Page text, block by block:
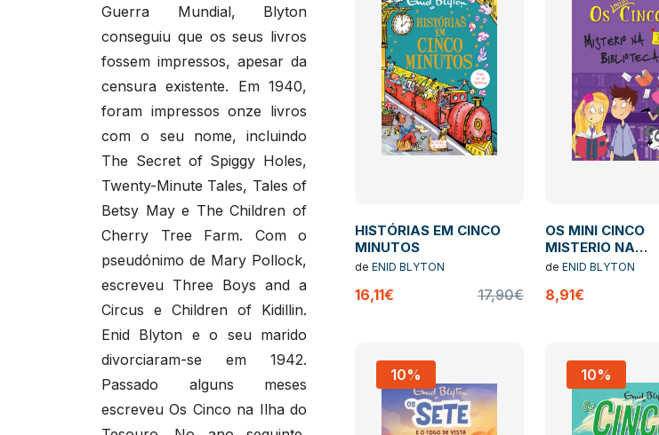
Guerra Mundial, Blyton
conseguiu que os seus livros
fossem impressos, apesar da
censura existente. Em 1940,
foram impressos onze livros
com o seu nome, incluindo
The Secret of Spiggy Holes,
Twenty-Minute Tales, Tales of
Betsy May e The Children of
Cherry Tree Farm. Com o
pseudónimo de Mary Pollock,
escreveu Three Boys and a
Circus e Children of Kidillin.
Enid Blyton e o seu marido
divorciaram-se em 1942.
Passado alguns meses
escreveu Os Cinco na Ilha do
HISTÓRIAS EM CINCO
MINUTOS
de ENID BLYTON
16,11€ 17,90€
OS MINI CINCO
MISTERIO NA
BIBLIOTECA
de ENID BLYTON
8,91€
10% 10%